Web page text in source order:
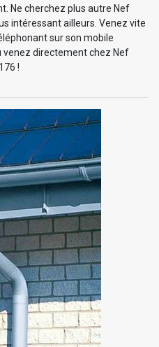
Ne cherchez plus autre Nef
intéressant ailleurs. Venez vite
sur son mobile
venez directement chez Nef
!